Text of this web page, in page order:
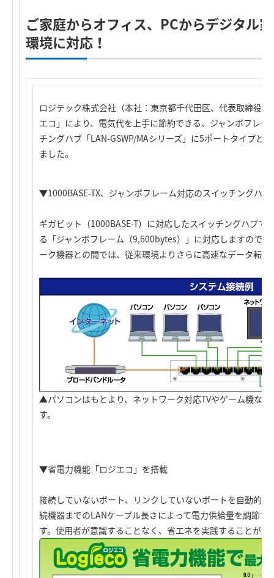
ご家庭からオフィス、PCからデジタル
環境に対応！
ロジテック株式会社（本社：東京都千代田区、代表取締役
エコ」により、電気代を上手に節約できる、ジャンボフレ
チングハブ「LAN-GSWP/MAシリーズ」に5ポートタイプと
ました。
▼1000BASE-TX、ジャンボフレーム対応のスイッチングハブ
ギガビット（1000BASE-T）に対応したスイッチングハブで
る「ジャンボフレーム（9,600bytes）」に対応しますので
ーク機器との間では、従来環境よりさらに高速なデータ転送
▲パソコンはもとより、ネットワーク対応TVやゲーム機な
す。
▼省電力機能「ロジエコ」を搭載
接続していないポート、リンクしていないポートを自動的
続機器までのLANケーブル長さによって電力供給量を調節
す。使用者が意識することなく、省エネを実践することがで